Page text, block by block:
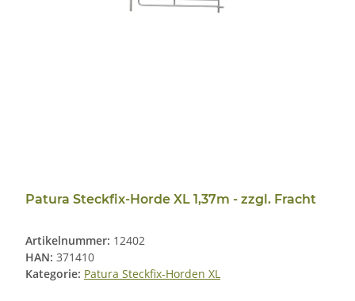
Patura Steckfix-Horde XL 1,37m - zzgl. Fracht
Artikelnummer: 12402
HAN: 371410
Kategorie: Patura Steckfix-Horden XL